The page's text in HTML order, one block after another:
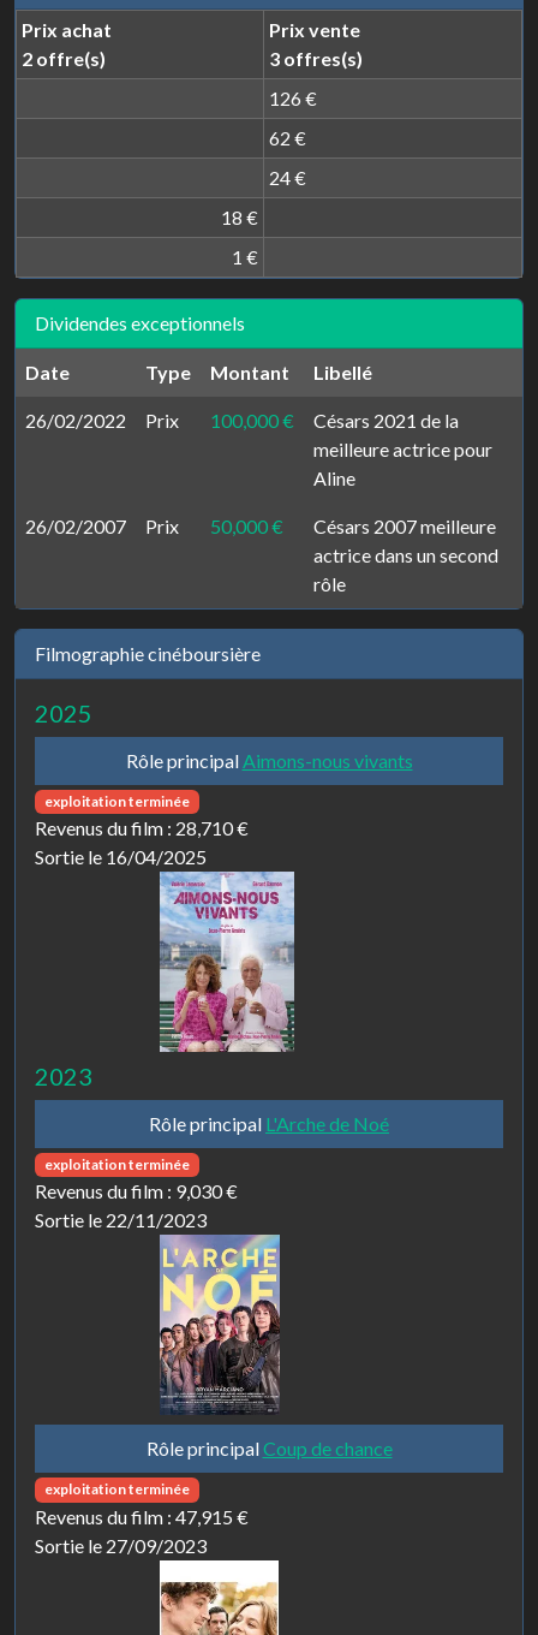
Prix achat
2 offre(s)
Prix vente
3 offres(s)
126 €
62 €
24 €
18 €
1 €
Dividendes exceptionnels
Date Type Montant Libellé
26/02/2022 Prix 100,000 €
Césars 2021 de la
meilleure actrice pour
Aline
26/02/2007 Prix 50,000 €
Césars 2007 meilleure
actrice dans un second
rôle
Filmographie cinéboursière
2025
Rôle principalAimons-nous vivants
exploitation terminée
Revenus du film : 28,710 €
Sortie le 16/04/2025
2023
Rôle principal L'Arche de Noé
exploitation terminée
Revenus du film : 9,030 €
Sortie le 22/11/2023
Rôle principalCoup de chance
exploitation terminée
Revenus du film : 47,915 €
Sortie le 27/09/2023